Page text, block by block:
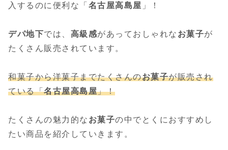
入するのに便利な「 名古屋高島屋 」！
デパ地下では、 高級感があっておしゃれな お菓子が
たくさん販売されています。
和菓子から洋菓子までたくさんのお菓子が販売され
ている「名古屋高島屋」！
たくさんの魅力的な お菓子の中でとくにおすすめし
たい商品を紹介していきます。